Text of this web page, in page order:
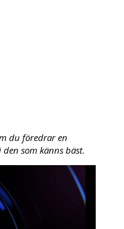
du föredrar en
den som känns bäst.